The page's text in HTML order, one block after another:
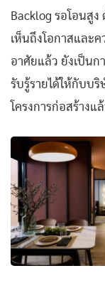
Backlog รอโอนสูง
เห็นถึงโอกาสและ
อาศัยแล้ว ยังเป็นก
รับรู้รายได้ให้กับบริ
โครงการก่อสร้างแ